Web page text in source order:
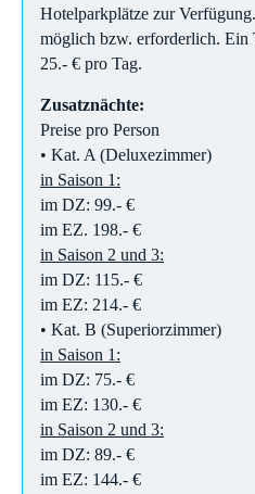
Hotelparkplätze zur
möglich bzw. erforderlich. Ein
25.- € pro Tag.
Zusatznächte:
Preise pro Person
• Kat. A (Deluxezimmer)
in Saison 1:
im DZ: 99.- €
im EZ. 198.- €
in Saison 2 und 3:
im DZ: 115.- €
im EZ: 214.- €
• Kat. B (Superiorzimmer)
in Saison 1:
im DZ: 75.- €
im EZ: 130.- €
in Saison 2 und 3:
im DZ: 89.- €
im EZ: 144.- €